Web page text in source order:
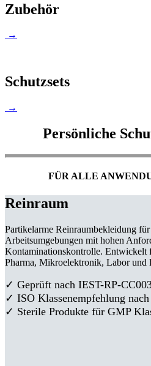
Zubehör
→
Schutzsets
→
Persönliche
FÜR ALLE
Reinraum
Partikelarme Reinraumbekleidung
Arbeitsumgebungen mit hohen
Kontaminationskontrolle. Entwickelt
Pharma, Mikroelektronik, Labor und
✓ Geprüft nach IEST-RP-
✓ ISO Klassenempfehlung
✓ Sterile Produkte für GMP